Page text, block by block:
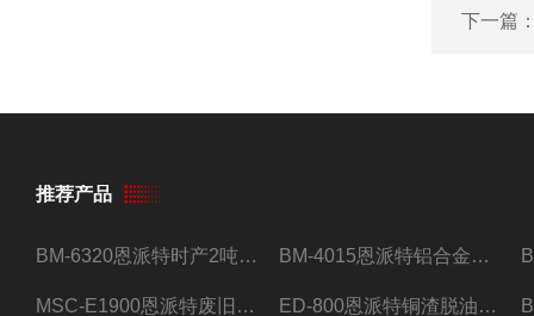
下一篇
推荐产品
BM-6320恩派特时产2吨合金钢屑压饼机 BM-4015恩派特铝合金屑压饼机 脱油效果好
MSC-E1900恩派特废旧锂电池极片破碎处理设备 ED-800恩派特铜渣脱油机废铜屑铝屑甩油机